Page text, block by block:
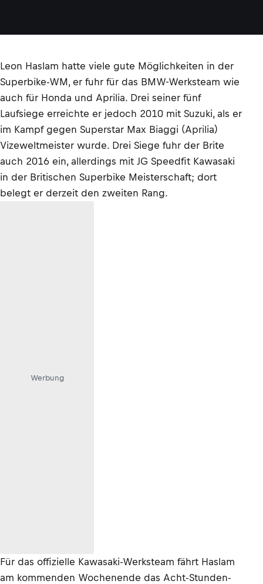
Leon Haslam hatte viele gute Möglichkeiten in der
Superbike-WM, er fuhr für das BMW-Werksteam wie
auch für Honda und Aprilia. Drei seiner fünf
Laufsiege erreichte er jedoch 2010 mit Suzuki, als er
im Kampf gegen Superstar Max Biaggi (Aprilia)
Vizeweltmeister wurde. Drei Siege fuhr der Brite
auch 2016 ein, allerdings mit JG Speedfit Kawasaki
in der Britischen Superbike Meisterschaft; dort
belegt er derzeit den zweiten Rang.
Werbung
Für das offizielle Kawasaki-Werksteam fährt Haslam
am kommenden Wochenende das Acht-Stunden-